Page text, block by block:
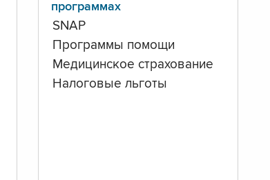
программах
SNAP
Программы помощи
Медицинское страхование
Налоговые льготы